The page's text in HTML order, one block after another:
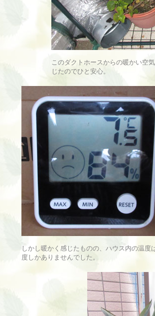
このダクトホースからの暖かい空
じたのでひと安心。
しかし暖かく感じたものの、ハウス内の温度
度しかありませんでした。